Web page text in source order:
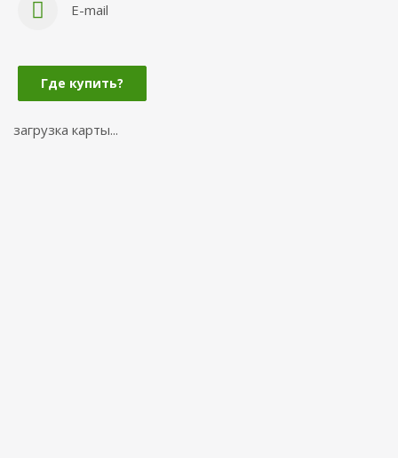
E-mail
Где купить?
загрузка карты...